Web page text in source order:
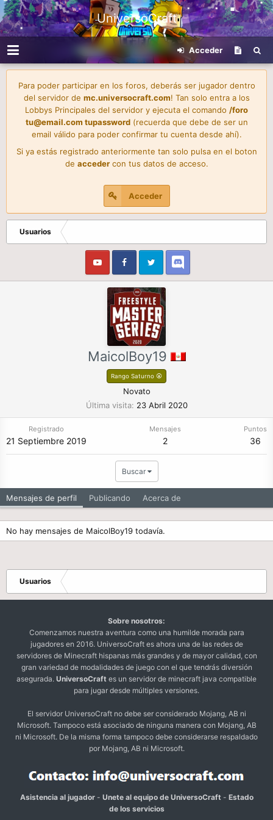
UniversoCraft
Acceder
Para poder participar en los foros, deberás ser jugador dentro
del servidor de mc.universocraft.com! Tan solo entra a los
Lobbys Principales del servidor y ejecuta el comando /foro
tu@email.com tupassword(recuerda que debe de ser un
email válido para poder confirmar tu cuenta desde ahí).
Si ya estás registrado anteriormente tan solo pulsa en el boton
de accedercon tus datos de acceso.
Acceder
Usuarios
MaicolBoy19
Rango Saturno ⦿
Novato
Última visita 23 Abril 2020
Registrado
21 Septiembre 2019
Mensajes
2
Puntos
36
Buscar
Mensajes de perfil Publicando Acerca de
No hay mensajes de MaicolBoy19 todavía.
Usuarios
Sobre nosotros:
Comenzamos nuestra aventura como una humilde morada para
jugadores en 2016. UniversoCraft es ahora una de las redes de
servidores de Minecraft hispanas más grandes y de mayor calidad, con
gran variedad de modalidades de juego con el que tendrás diversión
asegurada. UniversoCraft es un servidor de minecraft java compatible
para jugar desde múltiples versiones.
El servidor UniversoCraft no debe ser considerado Mojang, AB ni
Microsoft. Tampoco está asociado de ninguna manera con Mojang, AB
ni Microsoft. De la misma forma tampoco debe considerarse respaldado
por Mojang, AB ni Microsoft.
Asistencia al jugador- Unete al equipo de UniversoCraft - Estado
de los servicios